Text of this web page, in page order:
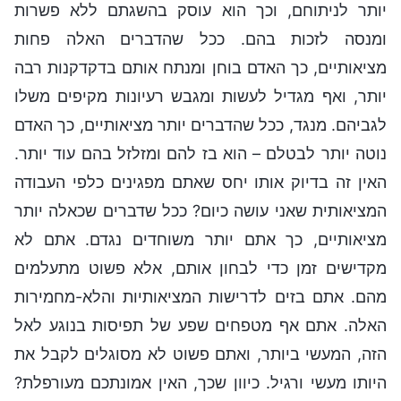
יותר לניתוחם, וכך הוא עוסק בהשגתם ללא פשרות
ומנסה לזכות בהם. ככל שהדברים האלה פחות
מציאותיים, כך האדם בוחן ומנתח אותם בדקדקנות רבה
יותר, ואף מגדיל לעשות ומגבש רעיונות מקיפים משלו
לגביהם. מנגד, ככל שהדברים יותר מציאותיים, כך האדם
נוטה יותר לבטלם – הוא בז להם ומזלזל בהם עוד יותר.
האין זה בדיוק אותו יחס שאתם מפגינים כלפי העבודה
המציאותית שאני עושה כיום? ככל שדברים שכאלה יותר
מציאותיים, כך אתם יותר משוחדים נגדם. אתם לא
מקדישים זמן כדי לבחון אותם, אלא פשוט מתעלמים
מהם. אתם בזים לדרישות המציאותיות והלא-מחמירות
האלה. אתם אף מטפחים שפע של תפיסות בנוגע לאל
הזה, המעשי ביותר, ואתם פשוט לא מסוגלים לקבל את
היותו מעשי ורגיל. כיוון שכך, האין אמונתכם מעורפלת?